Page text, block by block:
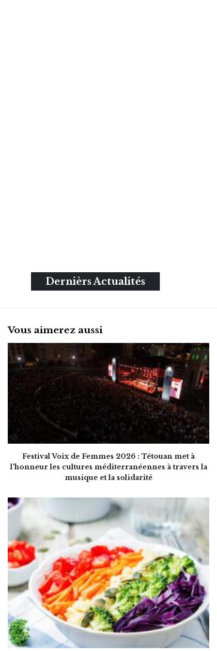
Dernièrs Actualités
Vous aimerez aussi
Festival Voix de Femmes 2026 : Tétouan met à
l'honneur les cultures méditerranéennes à travers la
musique et la solidarité